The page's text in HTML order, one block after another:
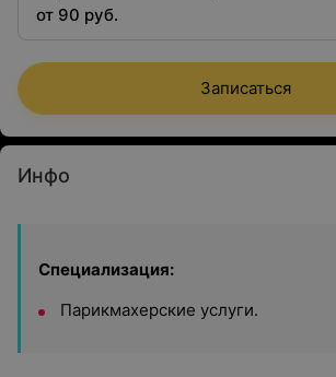
от 90 руб.
Записаться
Инфо
Специализация:
Парикмахерские услуги.